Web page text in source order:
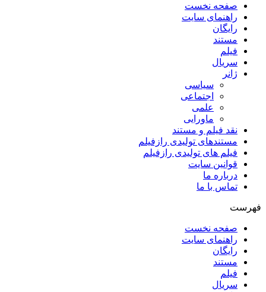
صفحه نخست
راهنمای سایت
رایگان
مستند
فیلم
سریال
ژانر
سیاسی
اجتماعی
علمی
ماورایی
نقد فیلم و مستند
مستندهای تولیدی رازفیلم
فیلم های تولیدی رازفیلم
قوانین سایت
درباره ما
تماس با ما
فهرست
صفحه نخست
راهنمای سایت
رایگان
مستند
فیلم
سریال